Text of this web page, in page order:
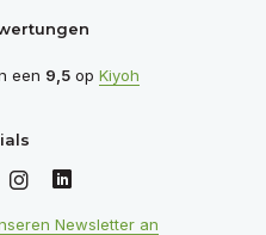
een 9,5op Kiyoh
Newsletter an